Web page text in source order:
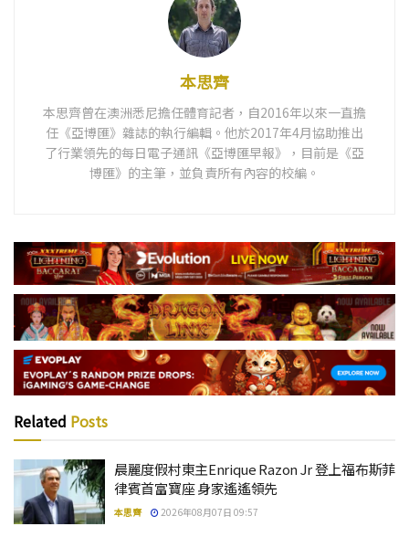
本思齊
本思齊曾在澳洲悉尼擔任體育記者，自2016年以來一直擔
任《亞博匯》雜誌的執行編輯。他於2017年4月協助推出
了行業領先的每日電子通訊《亞博匯早報》，目前是《亞
博匯》的主筆，並負責所有內容的校編。
Related Posts
晨麗度假村東主Enrique Razon Jr 登上福布斯菲
律賓首富寶座 身家遙遙領先
本思齊 2026年08月07日 09:57